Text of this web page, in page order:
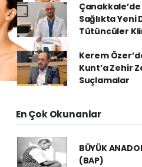
Sağlıkta Yeni
Tütüncüler
Kerem
Kunt’a Zehir
Suçlamalar
En Çok Okunanlar
BÜYÜK
(BAP)